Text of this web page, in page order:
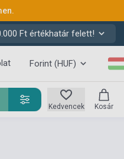
Ft értékhatár felett!
Forint (HUF)
Kedvencek Kosár